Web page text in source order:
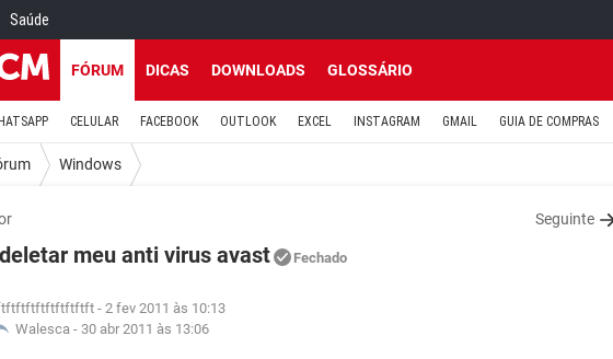
Saúde
FÓRUM DICAS DOWNLOADS GLOSSÁRIO
CELULAR FACEBOOK OUTLOOK EXCEL INSTAGRAM GMAIL GUIA DE COMPRAS
Windows
Seguinte
meu anti virus avast Fechado
- 2 fev 2011 às 10:13
Walesca - 30 abr 2011 às 13:06